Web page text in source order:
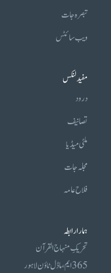
تبصرہ جات
ویب سائٹس
مفید لنکس
درود
تصانیف
ملٹی میڈیا
مجلہ جات
فلاح عامہ
ہمارا رابطہ
تحریکِ منہاج القرآن
365 ایم، ماڈل ٹاؤن لاہور